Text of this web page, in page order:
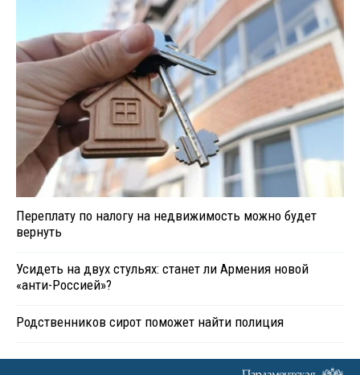
Переплату по налогу на недвижимость можно будет
вернуть
Усидеть на двух стульях: станет ли Армения новой
«анти-Россией»?
Родственников сирот поможет найти полиция